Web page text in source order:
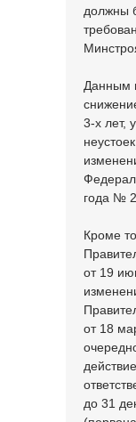
должны
Данным
3-х лет,
года №
Кроме
от 19
от 18
до 31